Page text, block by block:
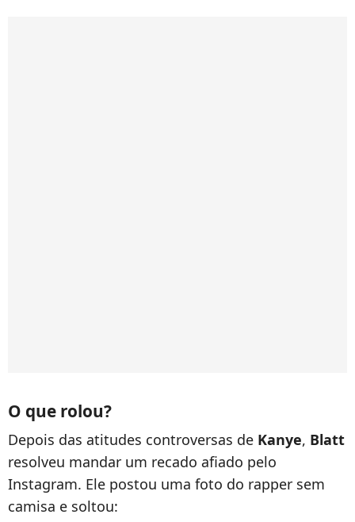
O que rolou?
Depois das atitudes controversas de Kanye, Blatt
resolveu mandar um recado afiado pelo
Instagram. Ele postou uma foto do rapper sem
camisa e soltou: